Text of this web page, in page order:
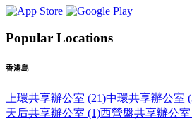
Popular Locations
香港島
上環共享辦公室 (21)中環共享辦公室
天后共享辦公室 (1)西營盤共享辦公室